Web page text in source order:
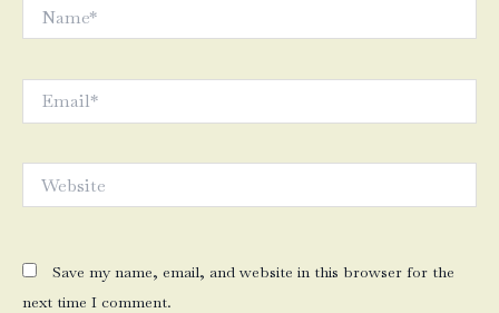
Save my name, email, and website in this browser for the
next time I comment.